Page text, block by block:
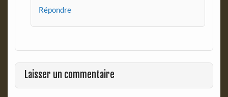
Répondre
Laisser un commentaire